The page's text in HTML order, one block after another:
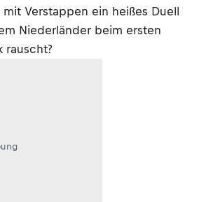
Verstappen ein heißes Duell
Niederländer beim ersten
rauscht?